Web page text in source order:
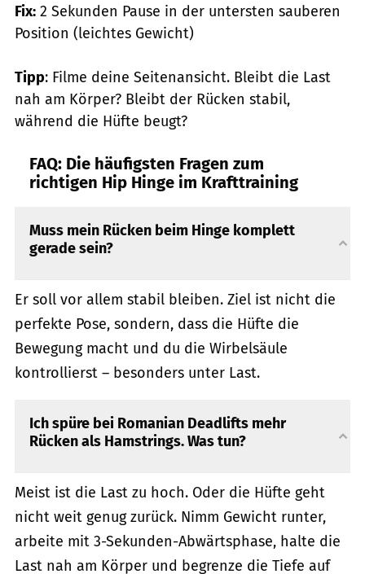
Fix: 2 Sekunden Pause in der untersten sauberen
Position (leichtes Gewicht)
Tipp: Filme deine Seitenansicht. Bleibt die Last
nah am Körper? Bleibt der Rücken stabil,
während die Hüfte beugt?
FAQ: Die häufigsten Fragen zum
richtigen Hip Hinge im Krafttraining
Muss mein Rücken beim Hinge komplett
gerade sein?
Er soll vor allem stabil bleiben. Ziel ist nicht die
perfekte Pose, sondern, dass die Hüfte die
Bewegung macht und du die Wirbelsäule
kontrollierst – besonders unter Last.
Ich spüre bei Romanian Deadlifts mehr
Rücken als Hamstrings. Was tun?
Meist ist die Last zu hoch. Oder die Hüfte geht
nicht weit genug zurück. Nimm Gewicht runter,
arbeite mit 3-Sekunden-Abwärtsphase, halte die
Last nah am Körper und begrenze die Tiefe auf